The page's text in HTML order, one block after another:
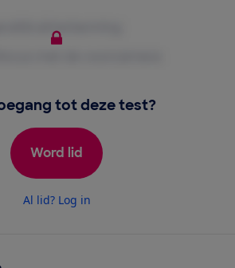
tot deze test?
Word lid
Al lid? Log in